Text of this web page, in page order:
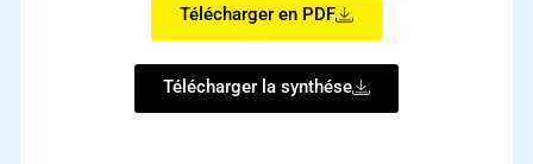
Télécharger en PDF
Télécharger la synthése